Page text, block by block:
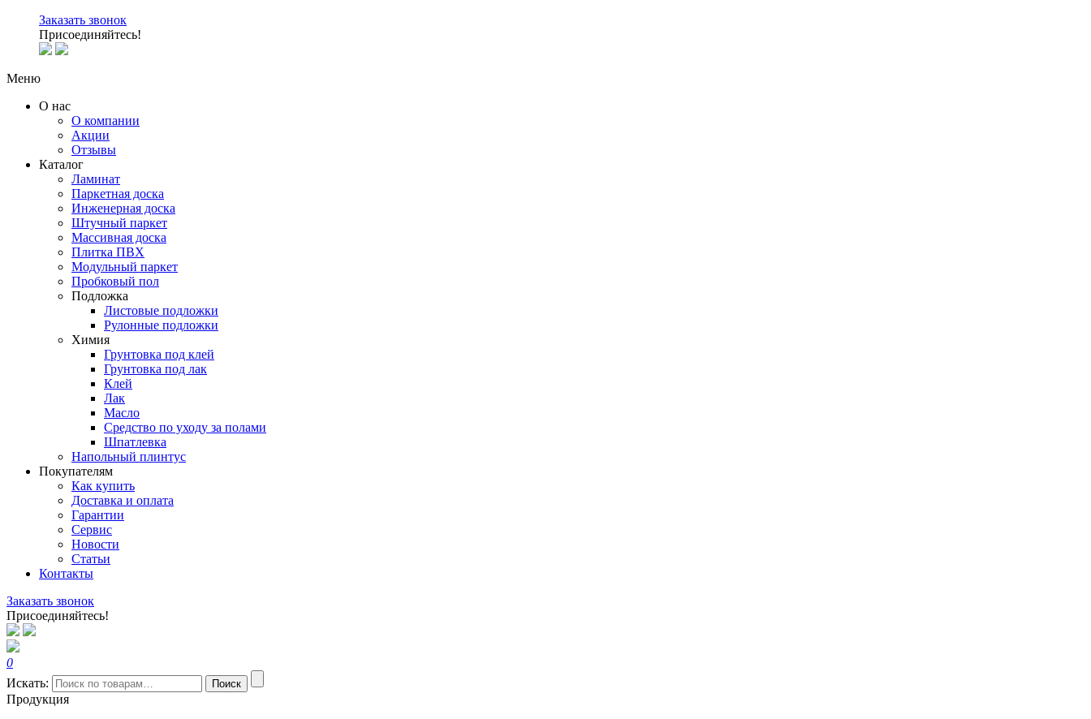
Заказать звонок
Присоединяйтесь!
Меню
О нас
О компании
Акции
Отзывы
Каталог
Ламинат
Паркетная доска
Инженерная доска
Штучный паркет
Массивная доска
Плитка ПВХ
Модульный паркет
Пробковый пол
Подложка
Листовые подложки
Рулонные подложки
Химия
Грунтовка под клей
Грунтовка под лак
Клей
Лак
Масло
Средство по уходу за полами
Шпатлевка
Напольный плинтус
Покупателям
Как купить
Доставка и оплата
Гарантии
Сервис
Новости
Статьи
Контакты
Заказать звонок
Присоединяйтесь!
0
Искать:
Поиск
Продукция